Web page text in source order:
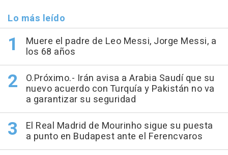
Lo más leído
Muere el padre de Leo Messi, Jorge Messi, a
los 68 años
O.Próximo.- Irán avisa a Arabia Saudí que su
nuevo acuerdo con Turquía y Pakistán no va
a garantizar su seguridad
El Real Madrid de Mourinho sigue su puesta
a punto en Budapest ante el Ferencvaros